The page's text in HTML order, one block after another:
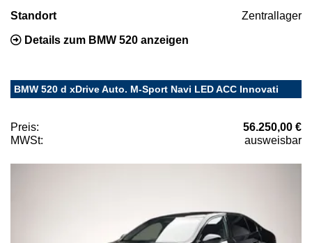
Standort Zentrallager
Details zum BMW 520 anzeigen
BMW 520 d xDrive Auto. M-Sport Navi LED ACC Innovati
Preis:
56.250,00 €
MWSt:
ausweisbar